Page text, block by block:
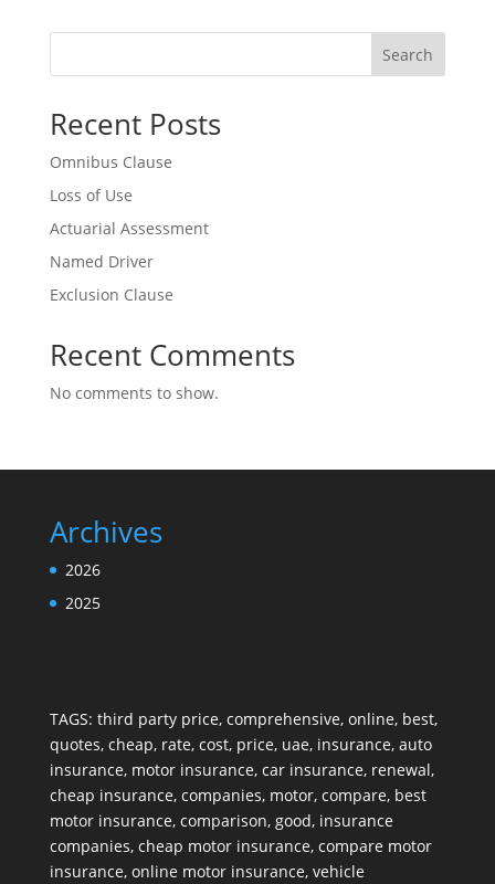
Search
Recent Posts
Omnibus Clause
Loss of Use
Actuarial Assessment
Named Driver
Exclusion Clause
Recent Comments
No comments to show.
Archives
2026
2025
TAGS: third party price, comprehensive, online, best,
quotes, cheap, rate, cost, price, uae, insurance, auto
insurance, motor insurance, car insurance, renewal,
cheap insurance, companies, motor, compare, best
motor insurance, comparison, good, insurance
companies, cheap motor insurance, compare motor
insurance, online motor insurance, vehicle